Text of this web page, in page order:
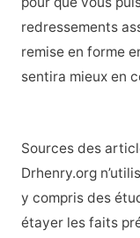
redressements
remise en forme
sentira mieux en
Sources des
Drhenry.org
y compris des
étayer les faits